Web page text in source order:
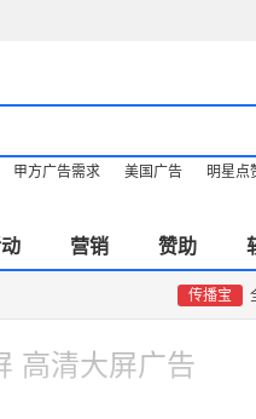
甲方广告需求 美国广告 明星点
营销 赞助
传播宝
高清大屏广告